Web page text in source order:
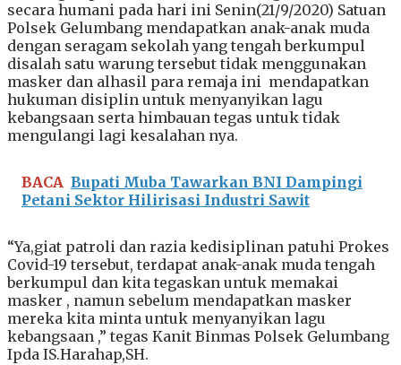
secara humani pada hari ini Senin(21/9/2020) Satuan
Polsek Gelumbang mendapatkan anak-anak muda
dengan seragam sekolah yang tengah berkumpul
disalah satu warung tersebut tidak menggunakan
masker dan alhasil para remaja ini mendapatkan
hukuman disiplin untuk menyanyikan lagu
kebangsaan serta himbauan tegas untuk tidak
mengulangi lagi kesalahan nya.
BACA Bupati Muba Tawarkan BNI Dampingi
Petani Sektor Hilirisasi Industri Sawit
“Ya,giat patroli dan razia kedisiplinan patuhi Prokes
Covid-19 tersebut, terdapat anak-anak muda tengah
berkumpul dan kita tegaskan untuk memakai
masker , namun sebelum mendapatkan masker
mereka kita minta untuk menyanyikan lagu
kebangsaan ,” tegas Kanit Binmas Polsek Gelumbang
Ipda IS.Harahap,SH.